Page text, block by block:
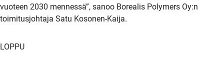
vuoteen 2030 mennessä”, sanoo Borealis Polymers Oy:n
toimitusjohtaja Satu Kosonen-Kaija.
LOPPU